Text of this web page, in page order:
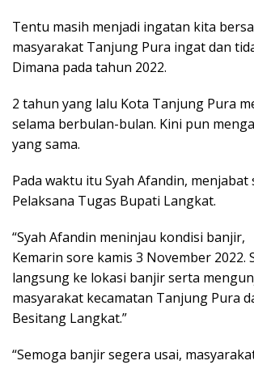
Tentu masih menjadi ingatan kita
masyarakat Tanjung Pura ingat dan
Dimana pada tahun 2022.
2 tahun yang lalu Kota Tanjung Pura
selama berbulan-bulan. Kini pun
yang sama.
Pada waktu itu Syah Afandin, menjabat
Pelaksana Tugas Bupati Langkat.
“Syah Afandin meninjau kondisi banjir,
Kemarin sore kamis 3 November 2022.
langsung ke lokasi banjir serta
masyarakat kecamatan Tanjung Pura
Besitang Langkat.”
“Semoga banjir segera usai,